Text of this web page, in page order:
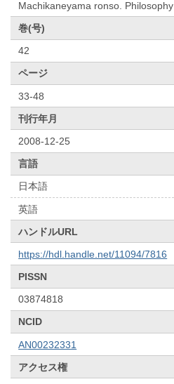
Machikaneyama ronso. Philosophy
巻(号)
42
ページ
33-48
刊行年月
2008-12-25
言語
日本語
英語
ハンドルURL
https://hdl.handle.net/11094/7816
PISSN
03874818
NCID
AN00232331
アクセス権